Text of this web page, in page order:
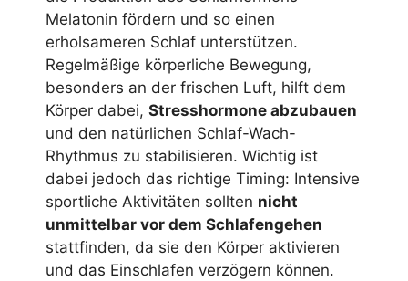
Melatonin fördern und so einen
erholsameren Schlaf unterstützen.
Regelmäßige körperliche Bewegung,
besonders an der frischen Luft, hilft dem
Körper dabei, Stresshormone abzubauen
und den natürlichen Schlaf-Wach-
Rhythmus zu stabilisieren. Wichtig ist
dabei jedoch das richtige Timing: Intensive
sportliche Aktivitäten sollten nicht
unmittelbar vor dem Schlafengehen
stattfinden, da sie den Körper aktivieren
und das Einschlafen verzögern können.